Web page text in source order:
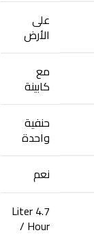
على
الأرض
مع
كابينة
حنفية
واحدة
نعم
4.7 Liter
/ Hour